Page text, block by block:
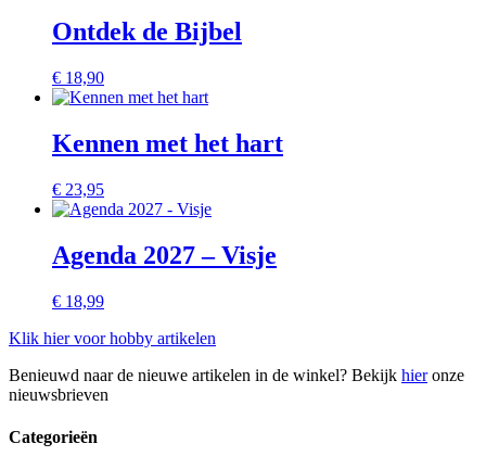
Ontdek de Bijbel
€ 18,90
Kennen met het hart
€ 23,95
Agenda 2027 – Visje
€ 18,99
Klik hier voor hobby artikelen
Benieuwd naar de nieuwe artikelen in de winkel? Bekijk hieronze
nieuwsbrieven
Categorieën